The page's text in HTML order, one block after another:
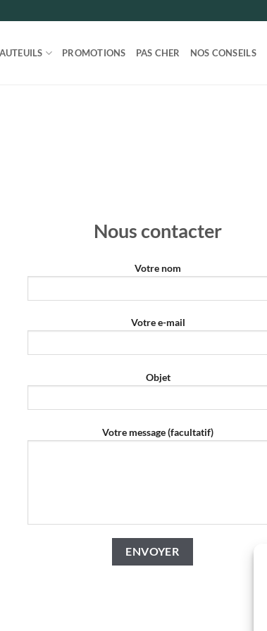
PROMOTIONS PAS CHER NOS CONSEILS
Nous contacter
Votre nom
Votre e-mail
Objet
Votre message (facultatif)